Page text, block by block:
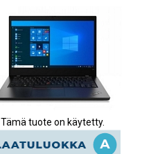
Tämä tuote on käytetty.